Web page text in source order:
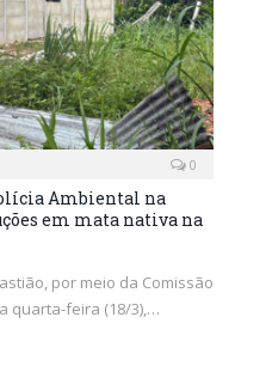
0
Ambiental na
em mata nativa na
por meio da Comissão
quarta-feira (18/3),…